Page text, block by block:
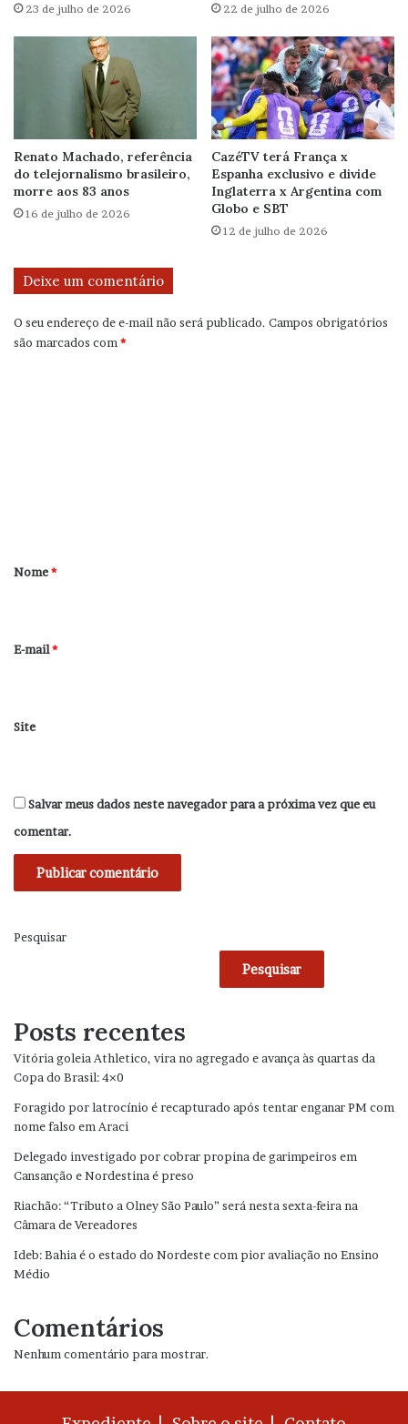
23 de julho de 2026 22 de julho de 2026
Renato Machado, referência
do telejornalismo brasileiro,
morre aos 83 anos
16 de julho de 2026
CazéTV terá França x
Espanha exclusivo e divide
Inglaterra x Argentina com
Globo e SBT
12 de julho de 2026
Deixe um comentário
O seu endereço de e-mail não será publicado. Campos obrigatórios
são marcados com*
r
*
Nome*
E-mail*
Site
Salvar meus dados neste navegador para a próxima vez que eu
comentar.
Pesquisar
Pesquisar
Posts recentes
Vitória goleia Athletico, vira no agregado e avança às quartas da
Copa do Brasil: 4×0
Foragido por latrocínio é recapturado após tentar enganar PM com
nome falso em Araci
Delegado investigado por cobrar propina de garimpeiros em
Cansanção e Nordestina é preso
Riachão: “Tributo a Olney São Paulo” será nesta sexta-feira na
Câmara de Vereadores
Ideb: Bahia é o estado do Nordeste com pior avaliação no Ensino
Médio
Comentários
Nenhum comentário para mostrar.